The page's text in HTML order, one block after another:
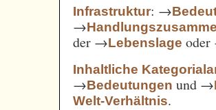
Infrastruktur: →
→
der →Lebenslage
Inhaltliche
→Bedeutungen und →
Welt-Verhältnis.